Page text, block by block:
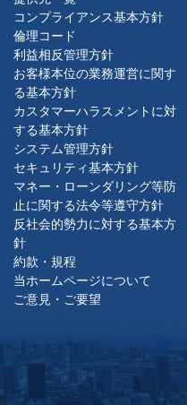
コンプライアンス基本方針
倫理コード
利益相反管理方針
お客様本位の業務運営に関す
る基本方針
カスタマーハラスメントに対
する基本方針
システム管理方針
セキュリティ基本方針
マネー・ローンダリング等防
止に関する法令等遵守方針
反社会的勢力に対する基本方
針
約款・規程
当ホームページについて
ご意見・ご要望